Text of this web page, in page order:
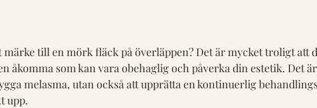
märke till en mörk fläck på överläppen? Det är mycket troligt att
åkomma som kan vara obehaglig och påverka din estetik. Det
melasma, utan också att upprätta en kontinuerlig
upp.